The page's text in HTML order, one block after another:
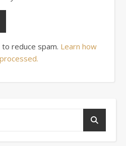
reduce spam. Learn how